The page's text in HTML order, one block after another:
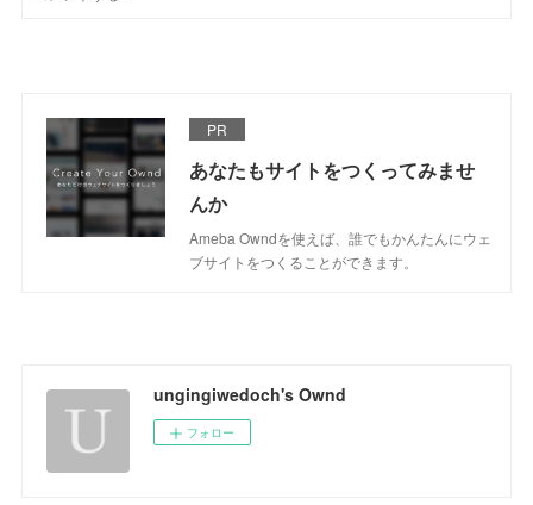
PR
あなたもサイトをつくってみませ
んか
Ameba Owndを使えば、誰でもかんたんにウェ
ブサイトをつくることができます。
ungingiwedoch's Ownd
フォロー